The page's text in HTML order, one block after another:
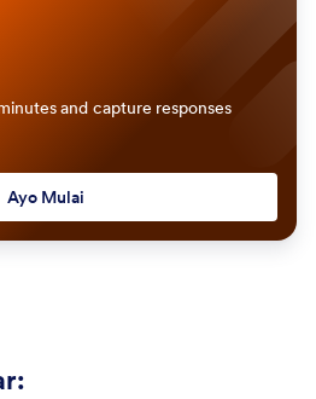
and capture responses
Ayo Mulai
: